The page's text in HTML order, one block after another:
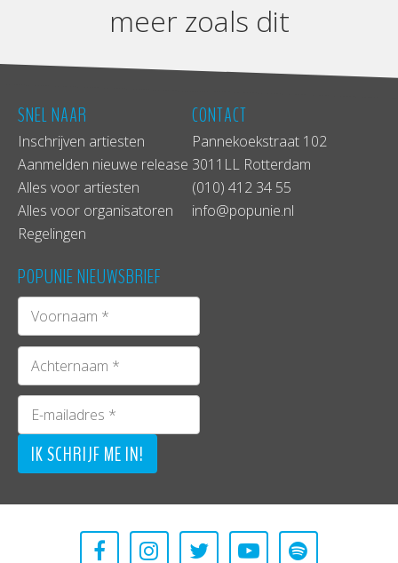
meer zoals dit
SNEL NAAR
Inschrijven artiesten
Aanmelden nieuwe release
Alles voor artiesten
Alles voor organisatoren
Regelingen
CONTACT
Pannekoekstraat 102
3011LL Rotterdam
(010) 412 34 55
info@popunie.nl
POPUNIE NIEUWSBRIEF